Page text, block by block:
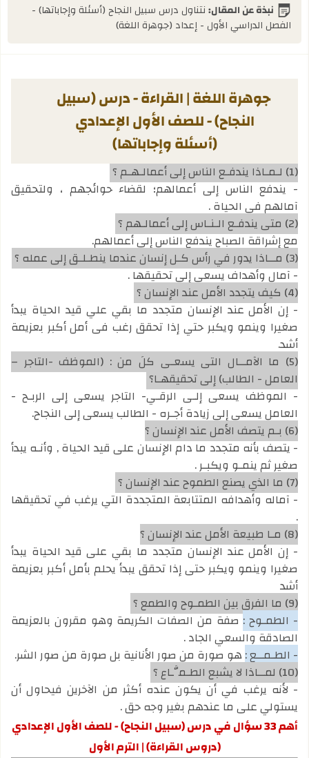
نبذة عن المقال:نتناول درس سبيل النجاح (أسئلة وإجاباتها) -
الفصل الدراسي الأول - إعداد (جوهرة اللغة)
جوهرة اللغة | القراءة - درس (سبيل
النجاح) - للصف الأول الإعدادي
(أسئلة وإجاباتها)
(1) لـمـاذا يندفـع الناس إلى أعمالـهـم ؟
- يندفع الناس إلى أعمالهم؛ لقضاء حوائجهم ، ولتحقيق
آمالهم في الحياة .
(2) متى يندفـع الـنـاس إلى أعمالـهم ؟
مع إشراقة الصباح يندفع الناس إلي أعمالهم.
(3) مــاذا يدور في رأس كـل إنسان عندما ينطـلـق إلى عمله ؟
- آمال وأهداف يسعى إلي تحقيقها .
(4) كيف يتجدد الأمل عند الإنسان ؟
- إن الأمل عند الإنسان متجدد ما بقي علي قيد الحياة يبدأ
صغيرا وينمو ويكبر حتي إذا تحقق رغب فى أمل أكبر بعزيمة
أشد.
(5) ما الآمــال التي يسعـى كلَ من : (الموظف -التاجر –
العامل - الطالب) إلى تحقيقهـا؟
- الموظف يسعى إلـى الرقـي- التاجر يسعى إلى الربـح -
العامل يسعى إلى زيادة أجـره - الطالب يسعى إلى النجاح.
(6) بـم يتصف الأمل عند الإنسان ؟
- يتصف بأنه متجدد ما دام الإنسان على قيد الحياة , وأنـه يبدأ
صغير ثم ينمـو ويكبـر .
(7) ما الذي يصنع الطموح عند الإنسان ؟
- آماله وأهدافه المتتابعة المتجددة التي يرغب في تحقيقها
.
(8) مـا طبيعة الأمل عند الإنسان ؟
- إن الأمل عند الإنسان متجدد ما بقي على قيد الحياة يبدأ
صغيرا وينمو ويكبر حتى إذا تحقق يبدأ يحلم بأمل أكبر بعزيمة
أشد
(9) ما الفرق بين الطمـوح والطمع ؟
- الطمـوح :صفة من الصفات الكريمة وهو مقرون بالعزيمة
الصادقة والسعي الجاد .
- الطـمــع :هو صورة من صور الأنانية بل صورة من صور الشر.
(10) لمــاذا لا يشبع الطـمَّـاع ؟
- لأنه يرغب في أن يكون عنده أكثر من الآخرين فيحاول أن
يستولي على ما عندهم بغير وجه حق .
أهم 33 سؤال في درس (سبيل النجاح) - للصف الأول الإعدادي
(دروس القراءة) | الترم الأول